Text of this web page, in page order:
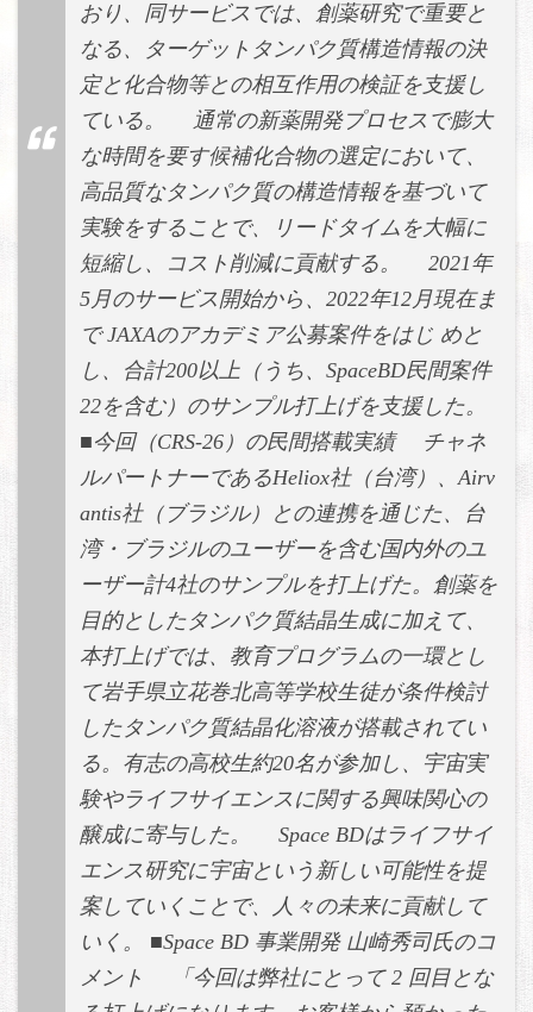
おり、同サービスでは、創薬研究で重要と
なる、ターゲットタンパク質構造情報の決
定と化合物等との相互作用の検証を支援し
ている。 通常の新薬開発プロセスで膨大
な時間を要す候補化合物の選定において、
高品質なタンパク質の構造情報を基づいて
実験をすることで、リードタイムを大幅に
短縮し、コスト削減に貢献する。 2021年
5月のサービス開始から、2022年12月現在ま
で JAXAのアカデミア公募案件をはじ めと
し、合計200以上（うち、SpaceBD民間案件
22を含む）のサンプル打上げを支援した。
■今回（CRS-26）の民間搭載実績 チャネ
ルパートナーであるHeliox社（台湾）、Airv
antis社（ブラジル）との連携を通じた、台
湾・ブラジルのユーザーを含む国内外のユ
ーザー計4社のサンプルを打上げた。創薬を
目的としたタンパク質結晶生成に加えて、
本打上げでは、教育プログラムの一環とし
て岩手県立花巻北高等学校生徒が条件検討
したタンパク質結晶化溶液が搭載されてい
る。有志の高校生約20名が参加し、宇宙実
験やライフサイエンスに関する興味関心の
醸成に寄与した。 Space BDはライフサイ
エンス研究に宇宙という新しい可能性を提
案していくことで、人々の未来に貢献して
いく。 ■Space BD 事業開発 山崎秀司氏のコ
メント 「今回は弊社にとって 2 回目とな